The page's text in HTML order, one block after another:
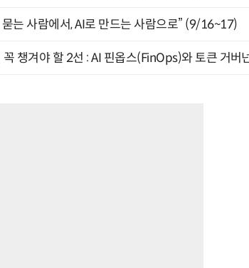
묻는 사람에서, AI로 만드는 사람으로” (9/16~17)
꼭 챙겨야 할 2선 : AI 핀옵스(FinOps)와 토큰 거